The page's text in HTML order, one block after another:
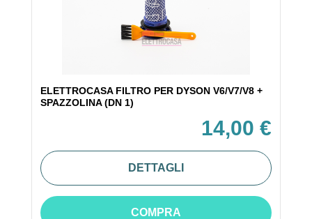
ELETTROCASA FILTRO PER DYSON V6/V7/V8 +
SPAZZOLINA (DN 1)
14,00 €
DETTAGLI
COMPRA